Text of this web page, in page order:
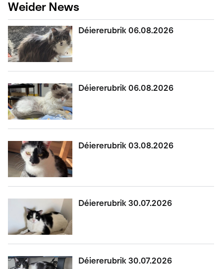
Weider News
Déiererubrik 06.08.2026
Déiererubrik 06.08.2026
Déiererubrik 03.08.2026
Déiererubrik 30.07.2026
Déiererubrik 30.07.2026